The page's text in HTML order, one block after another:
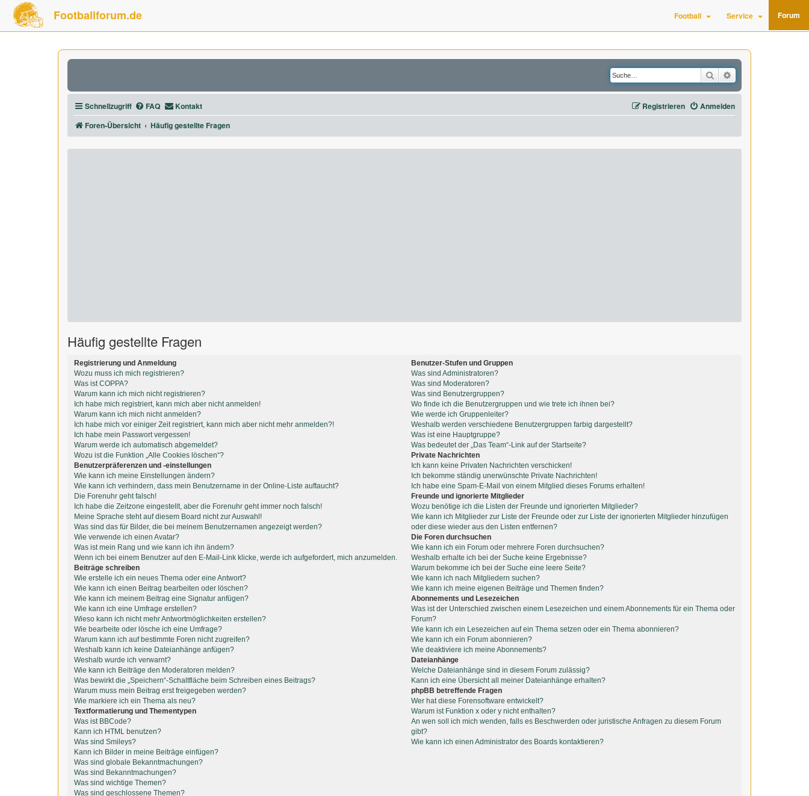
Footballforum.de Football Service Forum
Suche
Schnellzugriff FAQ Kontakt Anmelden
Registrieren
Foren-Übersicht
Häufig gestellte Fragen
Häufig gestellte Fragen
Registrierung und Anmeldung
Wozu muss ich mich registrieren?
Was ist COPPA?
Warum kann ich mich nicht registrieren?
Ich habe mich registriert, kann mich aber nicht anmelden!
Warum kann ich mich nicht anmelden?
Ich habe mich vor einiger Zeit registriert, kann mich aber nicht mehr anmelden?!
Ich habe mein Passwort vergessen!
Warum werde ich automatisch abgemeldet?
Wozu ist die Funktion „Alle Cookies löschen“?
Benutzerpräferenzen und -einstellungen
Wie kann ich meine Einstellungen ändern?
Wie kann ich verhindern, dass mein Benutzername in der Online-Liste auftaucht?
Die Forenuhr geht falsch!
Ich habe die Zeitzone eingestellt, aber die Forenuhr geht immer noch falsch!
Meine Sprache steht auf diesem Board nicht zur Auswahl!
Was sind das für Bilder, die bei meinem Benutzernamen angezeigt werden?
Wie verwende ich einen Avatar?
Was ist mein Rang und wie kann ich ihn ändern?
Wenn ich bei einem Benutzer auf den E-Mail-Link klicke, werde ich aufgefordert, mich anzumelden.
Beiträge schreiben
Wie erstelle ich ein neues Thema oder eine Antwort?
Wie kann ich einen Beitrag bearbeiten oder löschen?
Wie kann ich meinem Beitrag eine Signatur anfügen?
Wie kann ich eine Umfrage erstellen?
Wieso kann ich nicht mehr Antwortmöglichkeiten erstellen?
Wie bearbeite oder lösche ich eine Umfrage?
Warum kann ich auf bestimmte Foren nicht zugreifen?
Weshalb kann ich keine Dateianhänge anfügen?
Weshalb wurde ich verwarnt?
Wie kann ich Beiträge den Moderatoren melden?
Was bewirkt die „Speichern“-Schaltfläche beim Schreiben eines Beitrags?
Warum muss mein Beitrag erst freigegeben werden?
Wie markiere ich ein Thema als neu?
Textformatierung und Thementypen
Was ist BBCode?
Kann ich HTML benutzen?
Was sind Smileys?
Kann ich Bilder in meine Beiträge einfügen?
Was sind globale Bekanntmachungen?
Was sind Bekanntmachungen?
Was sind wichtige Themen?
Was sind geschlossene Themen?
Benutzer-Stufen und Gruppen
Was sind Administratoren?
Was sind Moderatoren?
Was sind Benutzergruppen?
Wo finde ich die Benutzergruppen und wie trete ich ihnen bei?
Wie werde ich Gruppenleiter?
Weshalb werden verschiedene Benutzergruppen farbig dargestellt?
Was ist eine Hauptgruppe?
Was bedeutet der „Das Team“-Link auf der Startseite?
Private Nachrichten
Ich kann keine Privaten Nachrichten verschicken!
Ich bekomme ständig unerwünschte Private Nachrichten!
Ich habe eine Spam-E-Mail von einem Mitglied dieses Forums erhalten!
Freunde und ignorierte Mitglieder
Wozu benötige ich die Listen der Freunde und ignorierten Mitglieder?
Wie kann ich Mitglieder zur Liste der Freunde oder zur Liste der ignorierten Mitglieder hinzufügen
oder diese wieder aus den Listen entfernen?
Die Foren durchsuchen
Wie kann ich ein Forum oder mehrere Foren durchsuchen?
Weshalb erhalte ich bei der Suche keine Ergebnisse?
Warum bekomme ich bei der Suche eine leere Seite?
Wie kann ich nach Mitgliedern suchen?
Wie kann ich meine eigenen Beiträge und Themen finden?
Abonnements und Lesezeichen
Was ist der Unterschied zwischen einem Lesezeichen und einem Abonnements für ein Thema oder
Forum?
Wie kann ich ein Lesezeichen auf ein Thema setzen oder ein Thema abonnieren?
Wie kann ich ein Forum abonnieren?
Wie deaktiviere ich meine Abonnements?
Dateianhänge
Welche Dateianhänge sind in diesem Forum zulässig?
Kann ich eine Übersicht all meiner Dateianhänge erhalten?
phpBB betreffende Fragen
Wer hat diese Forensoftware entwickelt?
Warum ist Funktion x oder y nicht enthalten?
An wen soll ich mich wenden, falls es Beschwerden oder juristische Anfragen zu diesem Forum
gibt?
Wie kann ich einen Administrator des Boards kontaktieren?